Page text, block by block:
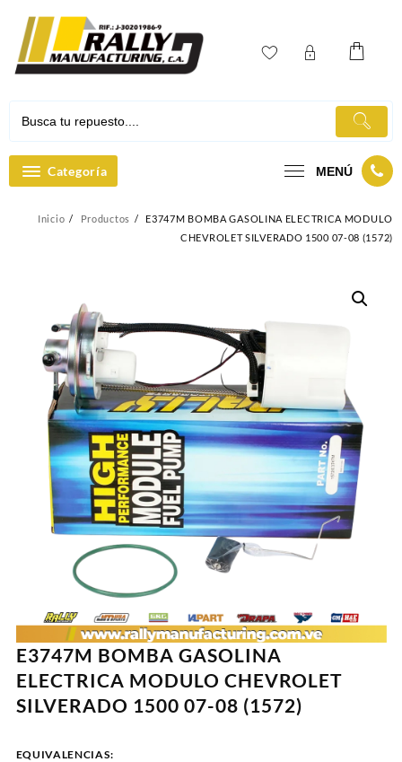
contenido
Categoría MENÚ
Inicio Productos
E3747M BOMBA GASOLINA ELECTRICA MODULO
CHEVROLET SILVERADO 1500 07-08 (1572)
E3747M BOMBA GASOLINA
ELECTRICA MODULO CHEVROLET
SILVERADO 1500 07-08 (1572)
EQUIVALENCIAS: